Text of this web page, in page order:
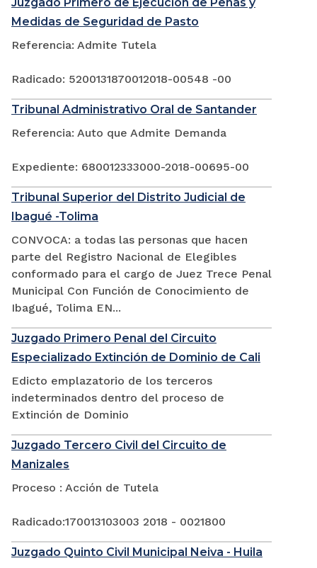
Medidas de Seguridad de Pasto
Referencia: Admite Tutela
Radicado: 5200131870012018-00548 -00
Tribunal Administrativo Oral de Santander
Referencia: Auto que Admite Demanda
Expediente: 680012333000-2018-00695-00
Tribunal Superior del Distrito Judicial de
Ibagué -Tolima
CONVOCA: a todas las personas que hacen
parte del Registro Nacional de Elegibles
conformado para el cargo de Juez Trece Penal
Municipal Con Función de Conocimiento de
Ibagué, Tolima EN...
Juzgado Primero Penal del Circuito
Especializado Extinción de Dominio de Cali
Edicto emplazatorio de los terceros
indeterminados dentro del proceso de
Extinción de Dominio
Juzgado Tercero Civil del Circuito de
Manizales
Proceso : Acción de Tutela
Radicado:170013103003 2018 - 0021800
Juzgado Quinto Civil Municipal Neiva - Huila